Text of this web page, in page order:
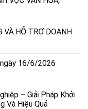
VÀ HỖ TRỢ DOANH
16/6/2026
– Giải Pháp Khởi
Và Hiệu Quả